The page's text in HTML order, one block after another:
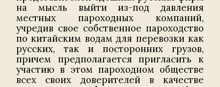
на мысль выйти из-под давления
местных пароходных компаний,
учредив свое собственное пароходство
по китайским водам для перевозки как
русских, так и посторонних грузов,
причем предполагается пригласить к
участию в этом пароходном обществе
всех своих доверителей в качестве